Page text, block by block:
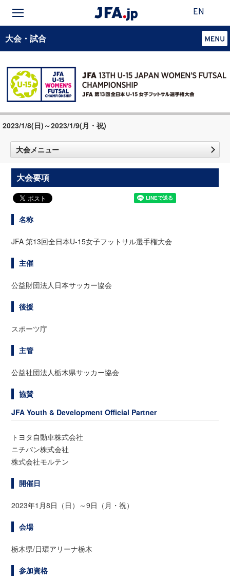
EN
大会・試合
2023/1/8(日)～2023/1/9(月・祝)
大会メニュー
大会要項
名称
JFA 第13回全日本U-15女子フットサル選手権大会
主催
公益財団法人日本サッカー協会
後援
スポーツ庁
主管
公益社団法人栃木県サッカー協会
協賛
JFA Youth & Development Official Partner
トヨタ自動車株式会社
ニチバン株式会社
株式会社モルテン
開催日
2023年1月8日（日）～9日（月・祝）
会場
栃木県/日環アリーナ栃木
参加資格